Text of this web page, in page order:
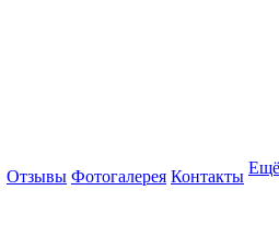
Отзывы Фотогалерея Контакты Ещё